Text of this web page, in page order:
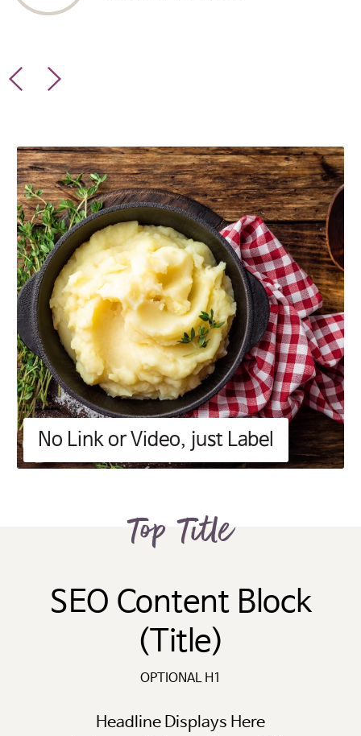
No Link or Video, just Label
Top Title
SEO Content Block
(Title)
OPTIONAL H1
Headline Displays Here